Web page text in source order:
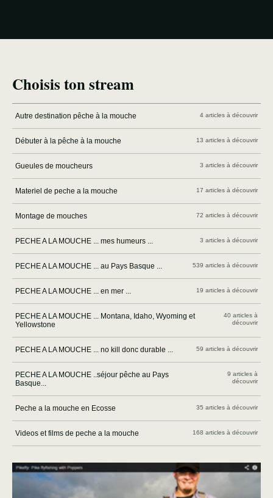
Choisis ton stream
Autre destination pêche à la mouche 4 articles à découvrir
Débuter à la pêche à la mouche 13 articles à découvrir
Gueules de moucheurs 3 articles à découvrir
Materiel de peche a la mouche 17 articles à découvrir
Montage de mouches 72 articles à découvrir
PECHE A LA MOUCHE ... mes humeurs ... 3 articles à découvrir
PECHE A LA MOUCHE ... au Pays Basque ... 539 articles à découvrir
PECHE A LA MOUCHE ... en mer ... 19 articles à découvrir
PECHE A LA MOUCHE ... Montana, Idaho, Wyoming et
Yellowstone
40 articles à
découvrir
PECHE A LA MOUCHE ... no kill donc durable ... 59 articles à découvrir
PECHE A LA MOUCHE ..séjour pêche au Pays
Basque...
9 articles à
découvrir
Peche a la mouche en Ecosse 35 articles à découvrir
Videos et films de peche a la mouche 168 articles à découvrir